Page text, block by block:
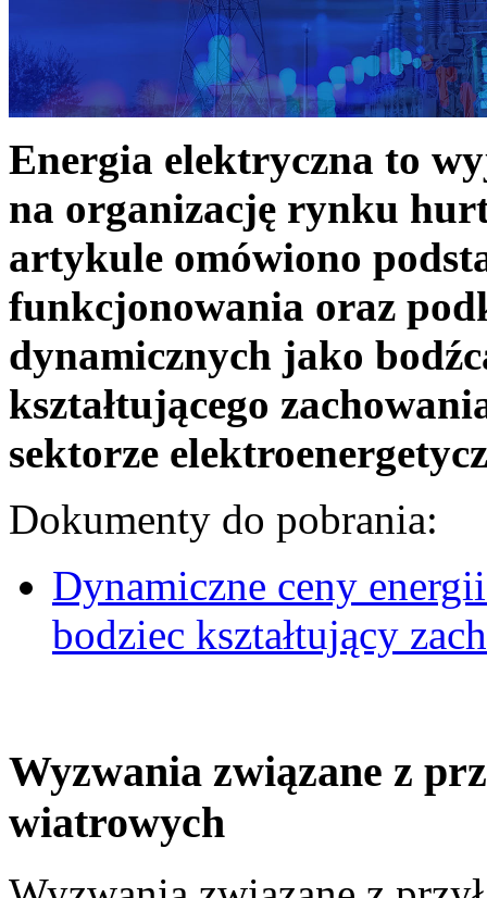
Energia elektryczna to
na organizację rynku
artykule omówiono
funkcjonowania oraz
dynamicznych jako
kształtującego
sektorze
Dokumenty do pobrania:
Dynamiczne ceny
bodziec kształtujący
Wyzwania związane z
wiatrowych